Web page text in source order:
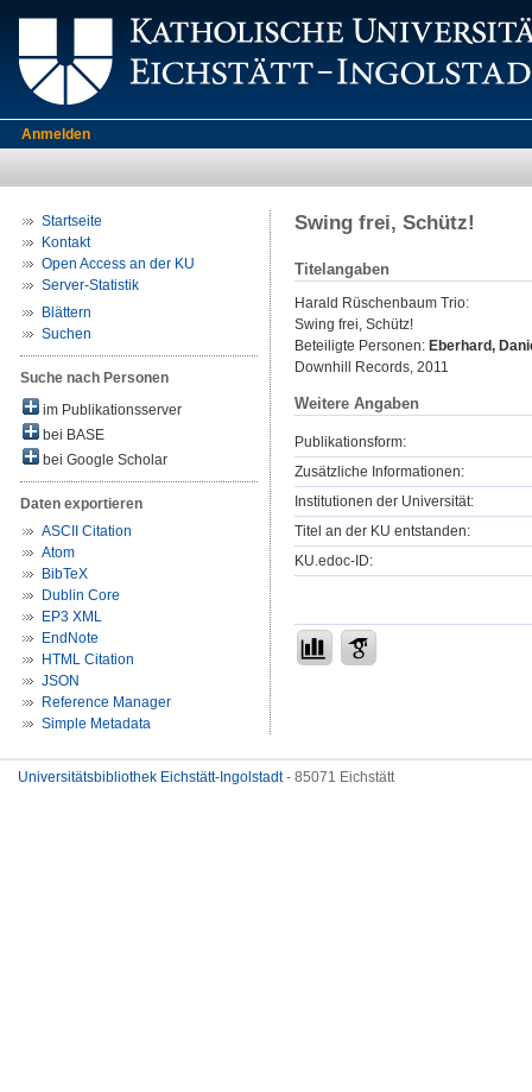
Anmelden
Startseite
Kontakt
Open Access an der KU
Server-Statistik
Blättern
Suchen
Suche nach Personen
im Publikationsserver
bei BASE
bei Google Scholar
Daten exportieren
ASCII Citation
Atom
BibTeX
Dublin Core
EP3 XML
EndNote
HTML Citation
JSON
Reference Manager
Simple Metadata
Swing frei, Schütz!
Titelangaben
Harald Rüschenbaum Trio:
Swing frei, Schütz!
Beteiligte Personen: Eberhard,
Downhill Records, 2011
Weitere Angaben
Publikationsform:
Zusätzliche Informationen:
Institutionen der Universität:
Titel an der KU entstanden:
KU.edoc-ID:
Universitätsbibliothek Eichstätt-Ingolstadt- 85071 Eichstätt